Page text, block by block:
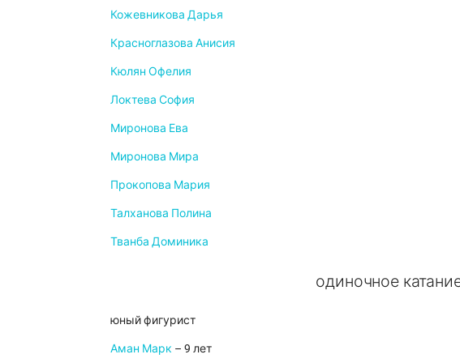
Кожевникова Дарья
Красноглазова Анисия
Кюлян Офелия
Локтева София
Миронова Ева
Миронова Мира
Прокопова Мария
Талханова Полина
Тванба Доминика
одиночное
юный фигурист
Аман Марк – 9 лет